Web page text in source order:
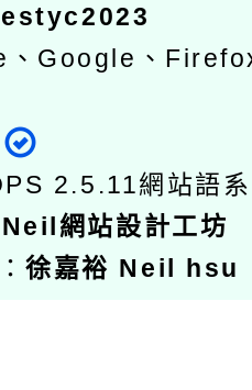
、Google、
2.5.11網站語
Neil網站設計工坊
徐嘉裕 Neil hsu